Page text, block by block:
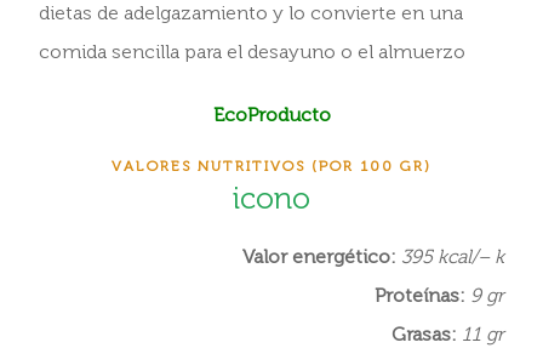
dietas de adelgazamiento y lo convierte en una
comida sencilla para el desayuno o el almuerzo
EcoProducto
VALORES NUTRITIVOS (POR 100 GR)
icono
Valor energético: 395 kcal/– k
Proteínas: 9 gr
Grasas: 11 gr